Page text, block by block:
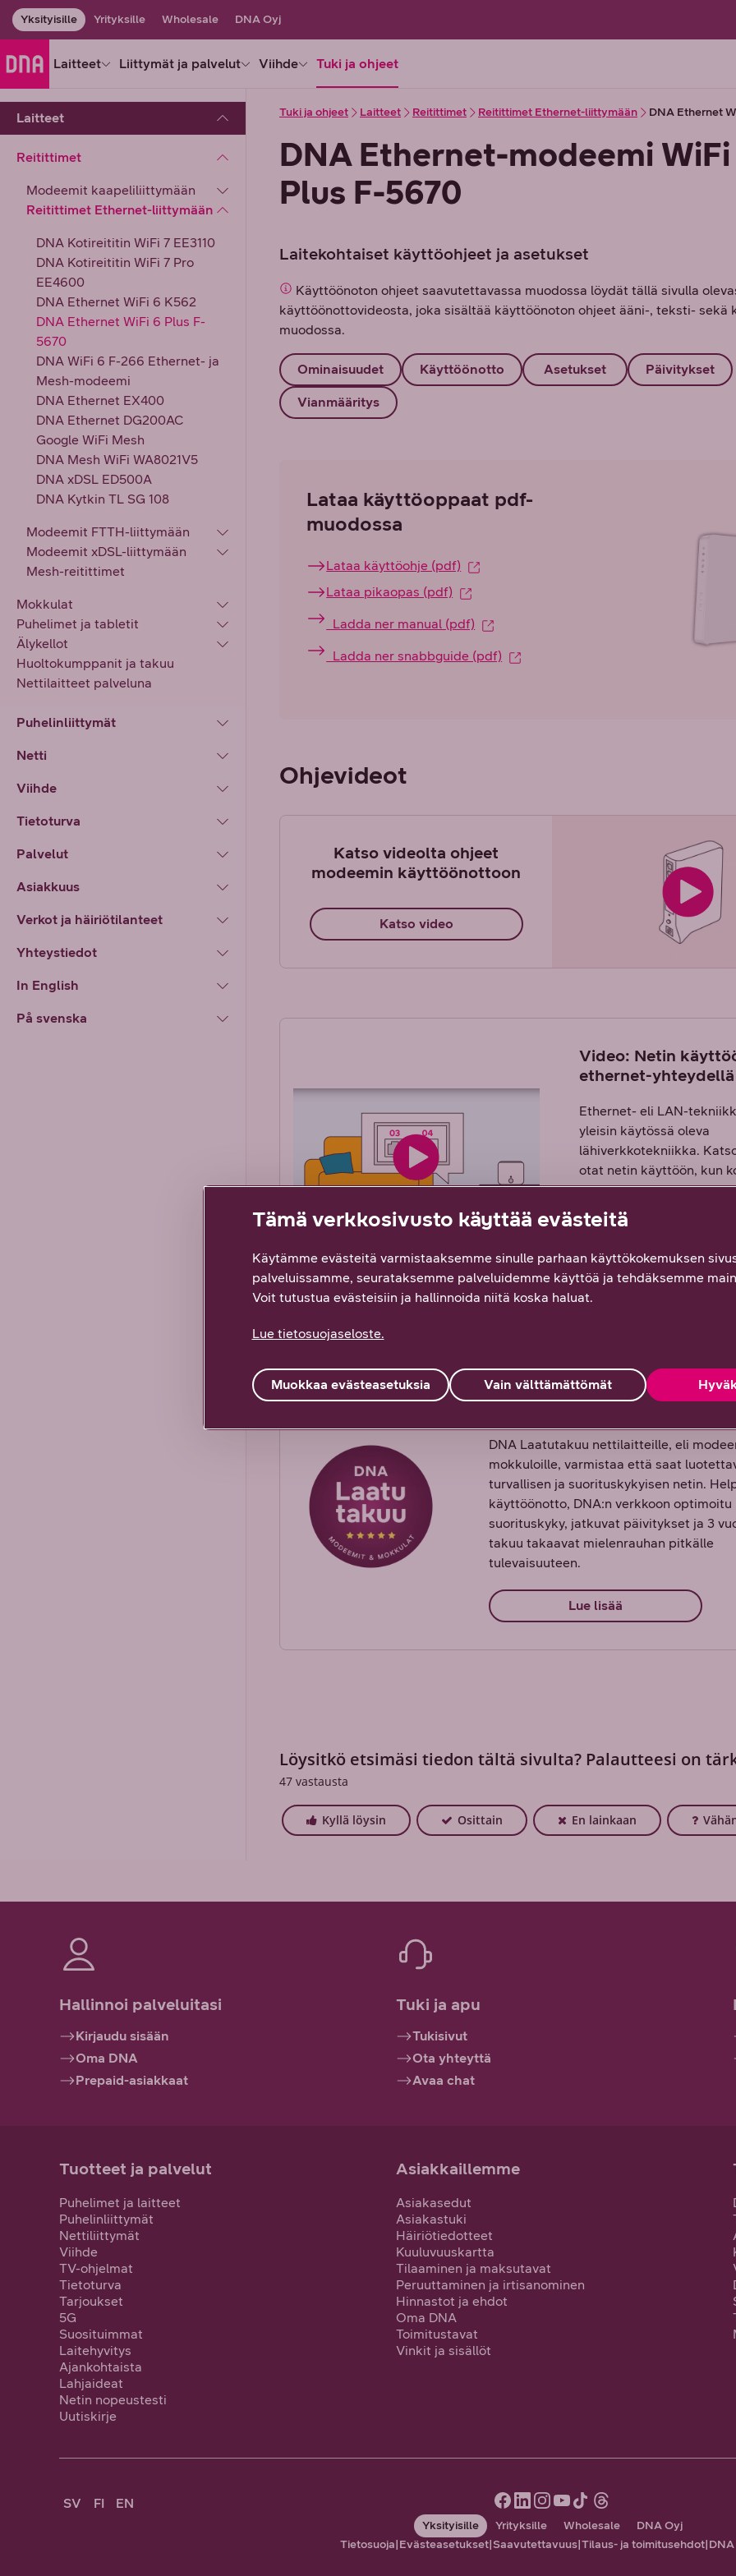
Yksityisille Yrityksille Wholesale DNA Oyj
Laitteet Liittymät ja palvelut Viihde Tuki ja ohjeet
Laitteet
Reitittimet
Modeemit kaapeliliittymään
Reitittimet Ethernet-liittymään
DNA Kotireititin WiFi 7 EE3110
DNA Kotireititin WiFi 7 Pro
EE4600
DNA Ethernet WiFi 6 K562
DNA Ethernet WiFi 6 Plus F-
5670
DNA WiFi 6 F-266 Ethernet- ja
Mesh-modeemi
DNA Ethernet EX400
DNA Ethernet DG200AC
Google WiFi Mesh
DNA Mesh WiFi WA8021V5
DNA xDSL ED500A
DNA Kytkin TL SG 108
Modeemit FTTH-liittymään
Modeemit xDSL-liittymään
Mesh-reitittimet
Mokkulat
Puhelimet ja tabletit
Älykellot
Huoltokumppanit ja takuu
Nettilaitteet palveluna
Puhelinliittymät
Netti
Viihde
Tietoturva
Palvelut
Asiakkuus
Verkot ja häiriötilanteet
Yhteystiedot
In English
På svenska
Tuki ja ohjeet Laitteet Reitittimet Reitittimet Ethernet-liittymään DNA Ethernet
DNA Ethernet-modeemi WiFi
Plus F-5670
Laitekohtaiset käyttöohjeet ja asetukset
Käyttöönoton ohjeet saavutettavassa muodossa löydät tällä sivulla
käyttöönottovideosta, joka sisältää käyttöönoton ohjeet ääni-, teksti- sekä
muodossa.
Ominaisuudet Käyttöönotto Asetukset Päivitykset
Vianmääritys
Lataa käyttöoppaat pdf-
muodossa
Lataa käyttöohje (pdf)
Lataa pikaopas (pdf)
Ladda ner manual (pdf)
Ladda ner snabbguide (pdf)
Ohjevideot
Katso videolta ohjeet
modeemin käyttöönottoon
Katso video
Video: Netin
ethernet-yhteydellä
Ethernet- eli LAN-
yleisin käytössä oleva
lähiverkkotekniikka.
otat netin käyttöön, kun
sisäverkko on toteutettu
tekniikalla.
Katso video
DNA Laatutakuu
DNA Laatutakuu nettilaitteille, eli
mokkuloille, varmistaa että saat
turvallisen ja suorituskykyisen netin.
käyttöönotto, DNA:n verkkoon optimoitu
suorituskyky, jatkuvat päivitykset ja 3
takuu takaavat mielenrauhan pitkälle
tulevaisuuteen.
Lue lisää
Löysitkö etsimäsi tiedon tältä sivulta? Palautteesi on
47 vastausta
Kyllä löysin Osittain En lainkaan
Hallinnoi palveluitasi
Kirjaudu sisään
Oma DNA
Prepaid-asiakkaat
Tuki ja apu
Tukisivut
Ota yhteyttä
Avaa chat
Tuotteet ja palvelut
Puhelimet ja laitteet
Puhelinliittymät
Nettiliittymät
Viihde
TV-ohjelmat
Tietoturva
Tarjoukset
5G
Suosituimmat
Laitehyvitys
Ajankohtaista
Lahjaideat
Netin nopeustesti
Uutiskirje
Asiakkaillemme
Asiakasedut
Asiakastuki
Häiriötiedotteet
Kuuluvuuskartta
Tilaaminen ja maksutavat
Peruuttaminen ja irtisanominen
Hinnastot ja ehdot
Oma DNA
Toimitustavat
Vinkit ja sisällöt
SV FI EN
Yksityisille Yrityksille Wholesale
DNA Oyj
Tietosuoja|Evästeasetukset|Saavutettavuus|Tilaus- ja toimitusehdot|
Tämä verkkosivusto käyttää evästeitä
Käytämme evästeitä varmistaaksemme sinulle parhaan käyttökokemuksen
palveluissamme, seurataksemme palveluidemme käyttöä ja tehdäksemme
Voit tutustua evästeisiin ja hallinnoida niitä koska haluat.
Lue tietosuojaseloste.
Vain välttämättömät
Muokkaa evästeasetuksia